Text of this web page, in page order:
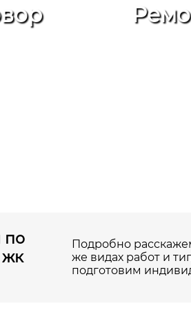
по
жк
Подробно
же видах работ и
подготовим